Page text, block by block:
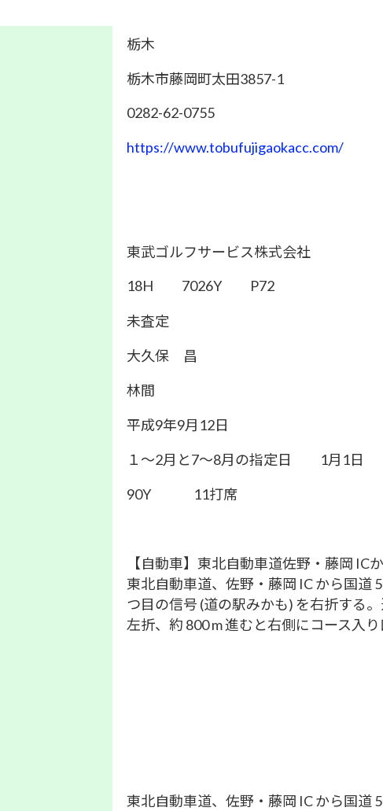
栃木
栃木市藤岡町太田3857-1
0282-62-0755
https://www.tobufujigaokacc.com/
東武ゴルフサービス株式会社
18H 7026Y P72
未査定
大久保 昌
林間
平成9年9月12日
１～2月と7～8月の指定日 1月1日
90Y 11打席
【自動車】東北自動車道佐野・藤岡 IC
東北自動車道、佐野・藤岡 IC から国道
つ目の信号 (道の駅みかも) を右折する
左折、約 800 m 進むと右側にコース入
東北自動車道、佐野・藤岡 IC から国道